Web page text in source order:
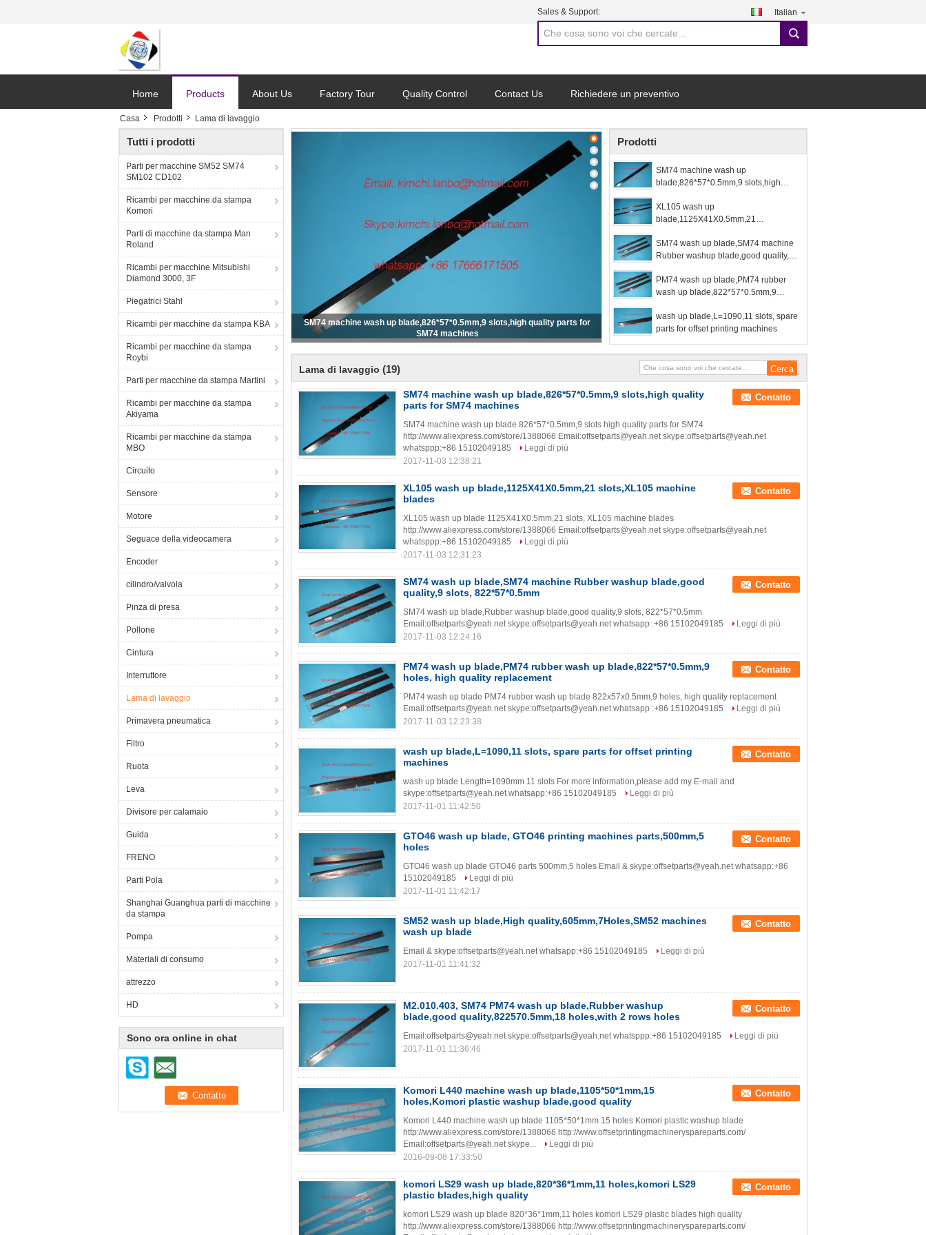
Sales & Support: Italian
search
Home Products About Us Factory Tour Quality Control Contact Us Richiedere un preventivo
Casa Prodotti Lama di lavaggio
Tutti i prodotti
Parti per macchine SM52 SM74
SM102 CD102
Ricambi per macchine da stampa
Komori
Parti di macchine da stampa Man
Roland
Ricambi per macchine Mitsubishi
Diamond 3000, 3F
Piegatrici Stahl
Ricambi per macchine da stampa KBA
Ricambi per macchine da stampa
Roybi
Parti per macchine da stampa Martini
Ricambi per macchine da stampa
Akiyama
Ricambi per macchine da stampa
MBO
Circuito
Sensore
Motore
Seguace della videocamera
Encoder
cilindro/valvola
Pinza di presa
Pollone
Cintura
Interruttore
Lama di lavaggio
Primavera pneumatica
Filtro
Ruota
Leva
Divisore per calamaio
Guida
FRENO
Parti Pola
Shanghai Guanghua parti di macchine
da stampa
Pompa
Materiali di consumo
attrezzo
HD
Sono ora online in chat
XL105 wash up blade,1125X41X0.5mm,21 slots,XL105 machine blades
Prodotti
SM74 machine wash up
blade,826*57*0.5mm,9 slots,high
XL105 wash up
blade,1125X41X0.5mm,21
SM74 wash up blade,SM74 machine
Rubber washup blade,good quality,9
PM74 wash up blade,PM74 rubber
wash up blade,822*57*0.5mm,9
wash up blade,L=1090,11 slots, spare
parts for offset printing machines
Lama di lavaggio (19)
SM74 machine wash up blade,826*57*0.5mm,9 slots,high quality
parts for SM74 machines
Contatto
SM74 machine wash up blade 826*57*0.5mm,9 slots high quality parts for SM74
http://www.aliexpress.com/store/1388066 Email:offsetparts@yeah.net skype:offsetparts@yeah.net
whatsppp:+86 15102049185
Leggi di più
2017-11-03 12:38:21
XL105 wash up blade,1125X41X0.5mm,21 slots,XL105 machine
blades
Contatto
XL105 wash up blade 1125X41X0.5mm,21 slots, XL105 machine blades
http://www.aliexpress.com/store/1388066 Email:offsetparts@yeah.net skype:offsetparts@yeah.net
whatsppp:+86 15102049185
Leggi di più
2017-11-03 12:31:23
SM74 wash up blade,SM74 machine Rubber washup blade,good
quality,9 slots, 822*57*0.5mm
Contatto
SM74 wash up blade,Rubber washup blade,good quality,9 slots, 822*57*0.5mm
Email:offsetparts@yeah.net skype:offsetparts@yeah.net whatsapp :+86 15102049185
Leggi di più
2017-11-03 12:24:16
PM74 wash up blade,PM74 rubber wash up blade,822*57*0.5mm,9
holes, high quality replacement
Contatto
PM74 wash up blade PM74 rubber wash up blade 822x57x0.5mm,9 holes, high quality replacement
Email:offsetparts@yeah.net skype:offsetparts@yeah.net whatsapp :+86 15102049185
Leggi di più
2017-11-03 12:23:38
wash up blade,L=1090,11 slots, spare parts for offset printing
machines
Contatto
wash up blade Length=1090mm 11 slots For more information,please add my E-mail and
skype:offsetparts@yeah.net whatsapp:+86 15102049185
Leggi di più
2017-11-01 11:42:50
GTO46 wash up blade, GTO46 printing machines parts,500mm,5
holes
Contatto
GTO46 wash up blade GTO46 parts 500mm,5 holes Email & skype:offsetparts@yeah.net whatsapp:+86
15102049185
Leggi di più
2017-11-01 11:42:17
SM52 wash up blade,High quality,605mm,7Holes,SM52 machines
wash up blade
Contatto
Email & skype:offsetparts@yeah.net whatsapp:+86 15102049185
Leggi di più
2017-11-01 11:41:32
M2.010.403, SM74 PM74 wash up blade,Rubber washup
blade,good quality,822570.5mm,18 holes,with 2 rows holes
Contatto
Email:offsetparts@yeah.net skype:offsetparts@yeah.net whatsppp:+86 15102049185
Leggi di più
2017-11-01 11:36:46
Komori L440 machine wash up blade,1105*50*1mm,15
holes,Komori plastic washup blade,good quality
Contatto
Komori L440 machine wash up blade 1105*50*1mm 15 holes Komori plastic washup blade
http://www.aliexpress.com/store/1388066 http://www.offsetprintingmachineryspareparts.com/
Email:offsetparts@yeah.net skype...
Leggi di più
2016-09-08 17:33:50
komori LS29 wash up blade,820*36*1mm,11 holes,komori LS29
plastic blades,high quality
Contatto
komori LS29 wash up blade 820*36*1mm,11 holes komori LS29 plastic blades high quality
http://www.aliexpress.com/store/1388066 http://www.offsetprintingmachineryspareparts.com/